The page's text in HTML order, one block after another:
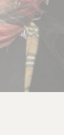
Notre plateforme